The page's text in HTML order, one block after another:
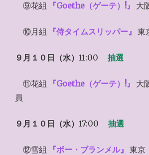
⑨花組 『Goethe（ゲーテ）!』 大
⑩月組 『侍タイムスリッパー』 東
９月１０日（水） 11:00 抽選
⑪花組 『Goethe（ゲーテ）!』
大
員
９月１０日（水） 17:00 抽選
⑫雪組 『ボー・ブランメル』 東